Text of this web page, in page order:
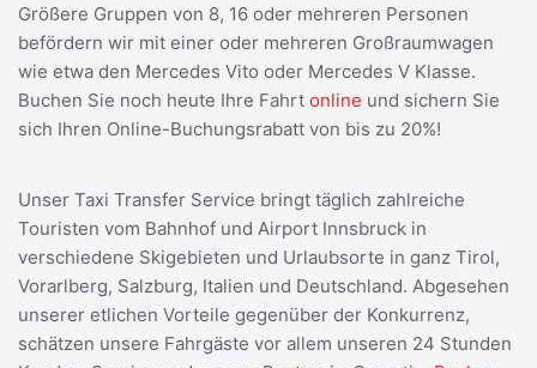
Größere Gruppen von 8, 16 oder mehreren Personen
befördern wir mit einer oder mehreren Großraumwagen
wie etwa den Mercedes Vito oder Mercedes V Klasse.
Buchen Sie noch heute Ihre Fahrt online und sichern Sie
sich Ihren Online-Buchungsrabatt von bis zu 20%!
Unser Taxi Transfer Service bringt täglich zahlreiche
Touristen vom Bahnhof und Airport Innsbruck in
verschiedene Skigebieten und Urlaubsorte in ganz Tirol,
Vorarlberg, Salzburg, Italien und Deutschland. Abgesehen
unserer etlichen Vorteile gegenüber der Konkurrenz,
schätzen unsere Fahrgäste vor allem unseren 24 Stunden